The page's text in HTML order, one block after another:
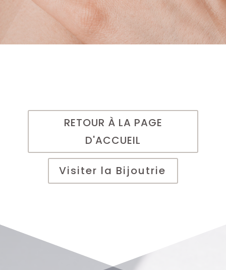
RETOUR À LA PAGE
D'ACCUEIL
Visiter la Bijoutrie